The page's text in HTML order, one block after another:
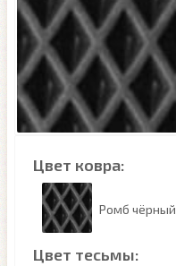
Цвет ковра:
Ромб чёрный
Цвет тесьмы: